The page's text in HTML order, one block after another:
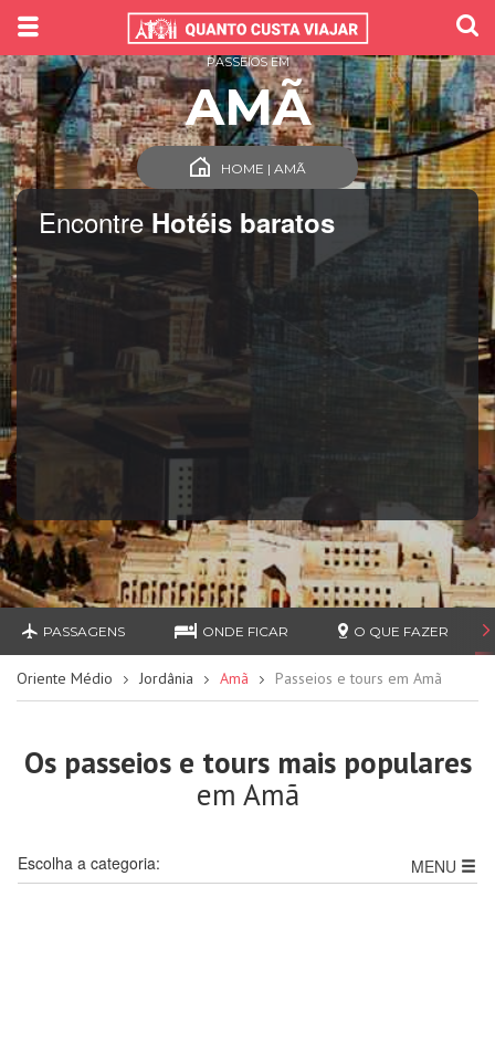
EncontreHotéis baratos
PASSEIOS EM
AMÃ
HOME | AMÃ
PASSAGENS ONDE FICAR O QUE FAZER
Oriente Médio Jordânia Amã Passeios e tours em Amã
Os passeios e tours mais populares
em Amã
MENU
Escolha a categoria: